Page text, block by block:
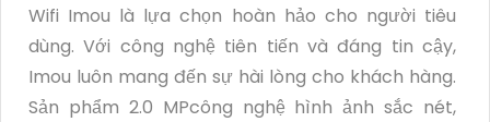
Wifi Imou là lựa chọn hoàn hảo cho người tiêu
dùng. Với công nghệ tiên tiến và đáng tin cậy,
Imou luôn mang đến sự hài lòng cho khách hàng.
Sản phẩm 2.0 MPcông nghệ hình ảnh sắc nét,